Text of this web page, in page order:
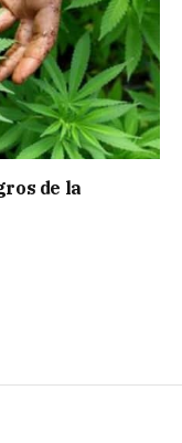
de la